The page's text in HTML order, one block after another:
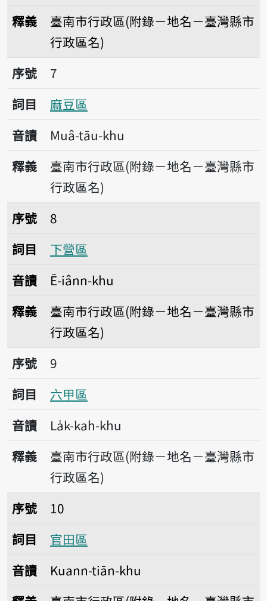
釋義
臺南市行政區(附錄－地名－臺灣縣市
行政區名)
序號7麻豆區
序號
7
詞目
麻豆區
音讀
Muâ-tāu-khu
釋義
臺南市行政區(附錄－地名－臺灣縣市
行政區名)
序號8下營區
序號
8
詞目
下營區
音讀
Ē-iânn-khu
釋義
臺南市行政區(附錄－地名－臺灣縣市
行政區名)
序號9六甲區
序號
9
詞目
六甲區
音讀
La̍k-kah-khu
釋義
臺南市行政區(附錄－地名－臺灣縣市
行政區名)
序號10官田區
序號
10
詞目
官田區
音讀
Kuann-tiān-khu